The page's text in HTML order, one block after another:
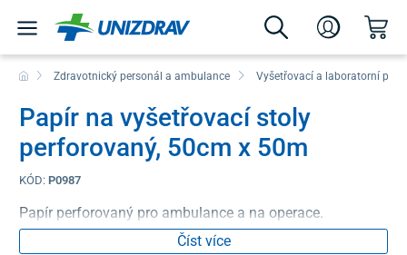
Zdravotnický personál a ambulance Vyšetřovací a laboratorní
Papír na vyšetřovací stoly
perforovaný, 50cm x 50m
KÓD: P0987
Papír perforovaný pro ambulance a na operace.
Číst více